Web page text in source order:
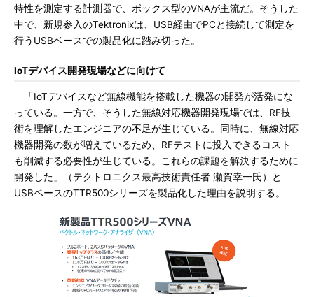
特性を測定する計測器で、ボックス型のVNAが主流だ。そうした
中で、新規参入のTektronixは、USB経由でPCと接続して測定を
行うUSBベースでの製品化に踏み切った。
IoTデバイス開発現場などに向けて
「IoTデバイスなど無線機能を搭載した機器の開発が活発にな
っている。一方で、そうした無線対応機器開発現場では、RF技
術を理解したエンジニアの不足が生じている。同時に、無線対応
機器開発の数が増えているため、RFテストに投入できるコスト
も削減する必要性が生じている。これらの課題を解決するために
開発した」（テクトロニクス最高技術責任者 瀬賀幸一氏）と
USBベースのTTR500シリーズを製品化した理由を説明する。